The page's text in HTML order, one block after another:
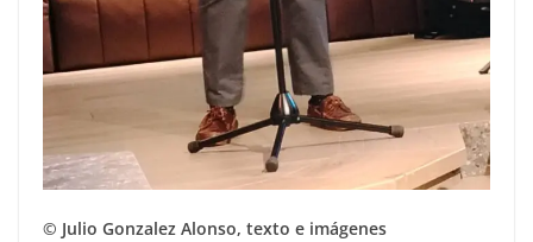
© Julio Gonzalez Alonso, texto e imágenes